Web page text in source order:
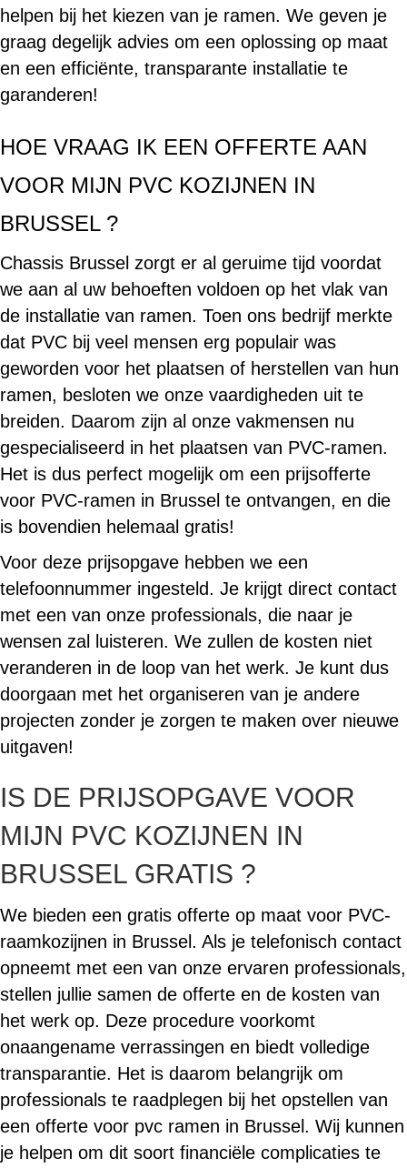
helpen bij het kiezen van je ramen. We geven je
graag degelijk advies om een oplossing op maat
en een efficiënte, transparante installatie te
garanderen!
HOE VRAAG IK EEN OFFERTE AAN
VOOR MIJN PVC KOZIJNEN IN
BRUSSEL ?
Chassis Brussel zorgt er al geruime tijd voordat
we aan al uw behoeften voldoen op het vlak van
de installatie van ramen. Toen ons bedrijf merkte
dat PVC bij veel mensen erg populair was
geworden voor het plaatsen of herstellen van hun
ramen, besloten we onze vaardigheden uit te
breiden. Daarom zijn al onze vakmensen nu
gespecialiseerd in het plaatsen van PVC-ramen.
Het is dus perfect mogelijk om een prijsofferte
voor PVC-ramen in Brussel te ontvangen, en die
is bovendien helemaal gratis!
Voor deze prijsopgave hebben we een
telefoonnummer ingesteld. Je krijgt direct contact
met een van onze professionals, die naar je
wensen zal luisteren. We zullen de kosten niet
veranderen in de loop van het werk. Je kunt dus
doorgaan met het organiseren van je andere
projecten zonder je zorgen te maken over nieuwe
uitgaven!
IS DE PRIJSOPGAVE VOOR
MIJN PVC KOZIJNEN IN
BRUSSEL GRATIS ?
We bieden een gratis offerte op maat voor PVC-
raamkozijnen in Brussel. Als je telefonisch contact
opneemt met een van onze ervaren professionals,
stellen jullie samen de offerte en de kosten van
het werk op. Deze procedure voorkomt
onaangename verrassingen en biedt volledige
transparantie. Het is daarom belangrijk om
professionals te raadplegen bij het opstellen van
een offerte voor pvc ramen in Brussel. Wij kunnen
je helpen om dit soort financiële complicaties te